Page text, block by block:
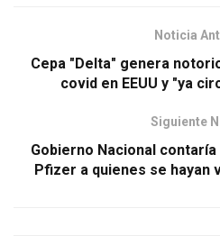
Noticia
Cepa "Delta" genera
covid en EEUU y "ya
Siguiente
Gobierno Nacional
Pfizer a quienes se hayan